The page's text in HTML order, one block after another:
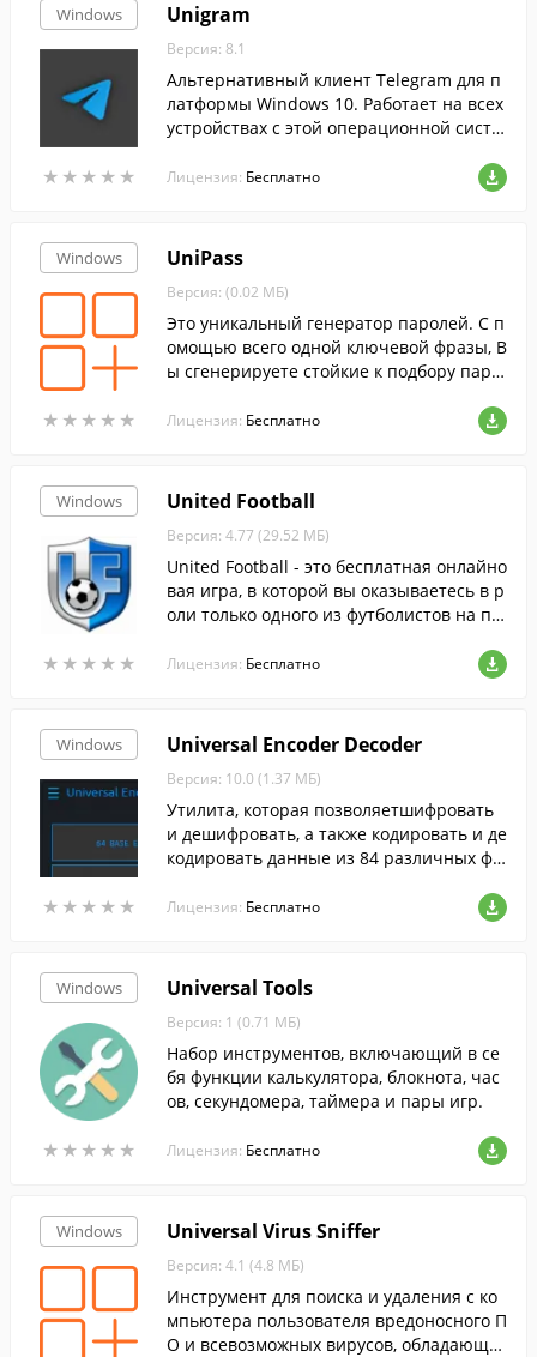
Windows
★ ★ ★ ★ ★
★ ★ ★ ★ ★
Unigram
Версия: 8.1
Альтернативный клиент Telegram для п
латформы Windows 10. Работает на всех
устройствах с этой операционной систе
Лицензия: Бесплатно
Windows
★ ★ ★ ★ ★
★ ★ ★ ★ ★
UniPass
Версия: (0.02 МБ)
Это уникальный генератор паролей. С п
омощью всего одной ключевой фразы, В
ы сгенерируете стойкие к подбору паро
q, ftp и т.д.
Лицензия: Бесплатно
Windows
★ ★ ★ ★ ★
★ ★ ★ ★ ★
United Football
Версия: 4.77 (29.52 МБ)
United Football - это бесплатная онлайно
вая игра, в которой вы оказываетесь в р
оли только одного из футболистов на по
Лицензия: Бесплатно
Windows
★ ★ ★ ★ ★
★ ★ ★ ★ ★
Universal Encoder Decoder
Версия: 10.0 (1.37 МБ)
Утилита, которая позволяетшифровать
и дешифровать, а также кодировать и де
кодировать данные из 84 различных фо
Лицензия: Бесплатно
Windows
★ ★ ★ ★ ★
★ ★ ★ ★ ★
Universal Tools
Версия: 1 (0.71 МБ)
Набор инструментов, включающий в се
бя функции калькулятора, блокнота, час
ов, секундомера, таймера и пары игр.
Лицензия: Бесплатно
Windows Universal Virus Sniffer
Версия: 4.1 (4.8 МБ)
Инструмент для поиска и удаления с ко
мпьютера пользователя вредоносного П
О и всевозможных вирусов, обладающи